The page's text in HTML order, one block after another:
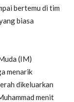
bertemu di tim
biasa
(IM)
menarik
dikeluarkan
menit